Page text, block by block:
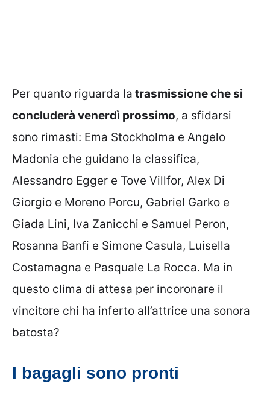
Per quanto riguarda la trasmissione che si
concluderà venerdì prossimo, a sfidarsi
sono rimasti: Ema Stockholma e Angelo
Madonia che guidano la classifica,
Alessandro Egger e Tove Villfor, Alex Di
Giorgio e Moreno Porcu, Gabriel Garko e
Giada Lini, Iva Zanicchi e Samuel Peron,
Rosanna Banfi e Simone Casula, Luisella
Costamagna e Pasquale La Rocca. Ma in
questo clima di attesa per incoronare il
vincitore chi ha inferto all’attrice una sonora
batosta?
I bagagli sono pronti